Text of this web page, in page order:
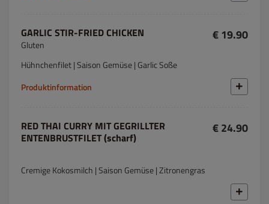
GARLIC STIR-FRIED CHICKEN
Gluten
€ 19.90
Hühnchenfilet | Saison Gemüse | Garlic Soße
Produktinformation
RED THAI CURRY MIT GEGRILLTER
ENTENBRUSTFILET (scharf)
€ 24.90
Cremige Kokosmilch | Saison Gemüse | Zitronengras